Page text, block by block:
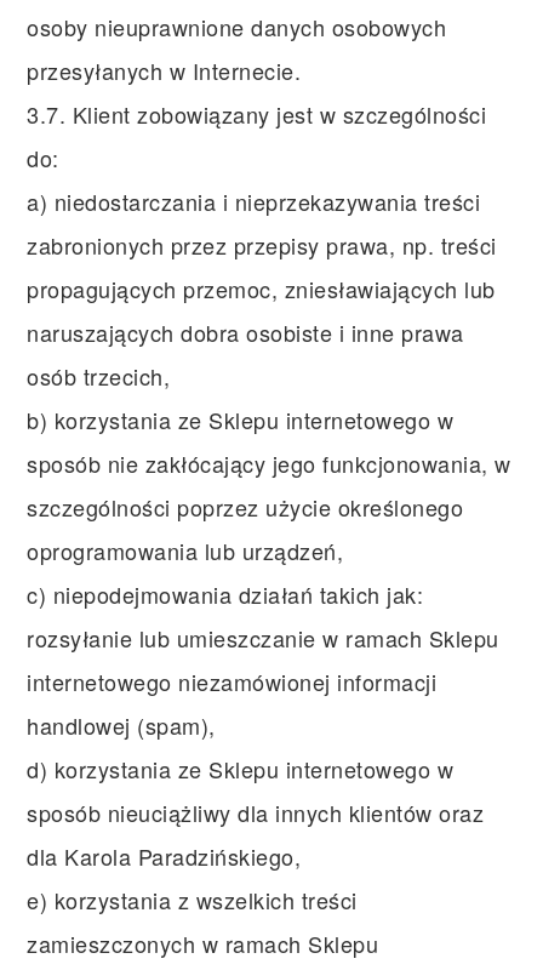
osoby nieuprawnione danych osobowych
przesyłanych w Internecie.
3.7. Klient zobowiązany jest w szczególności
do:
a) niedostarczania i nieprzekazywania treści
zabronionych przez przepisy prawa, np. treści
propagujących przemoc, zniesławiających lub
naruszających dobra osobiste i inne prawa
osób trzecich,
b) korzystania ze Sklepu internetowego w
sposób nie zakłócający jego funkcjonowania, w
szczególności poprzez użycie określonego
oprogramowania lub urządzeń,
c) niepodejmowania działań takich jak:
rozsyłanie lub umieszczanie w ramach Sklepu
internetowego niezamówionej informacji
handlowej (spam),
d) korzystania ze Sklepu internetowego w
sposób nieuciążliwy dla innych klientów oraz
dla Karola Paradzińskiego,
e) korzystania z wszelkich treści
zamieszczonych w ramach Sklepu